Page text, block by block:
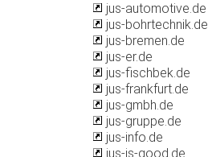
jus-automotive.de
jus-bohrtechnik.de
jus-bremen.de
jus-er.de
jus-fischbek.de
jus-frankfurt.de
jus-gmbh.de
jus-gruppe.de
jus-info.de
jus-is-good.de